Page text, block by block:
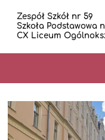
Zespół Szkół nr 59
Szkoła Podstawowa
CX Liceum
Strona
główna